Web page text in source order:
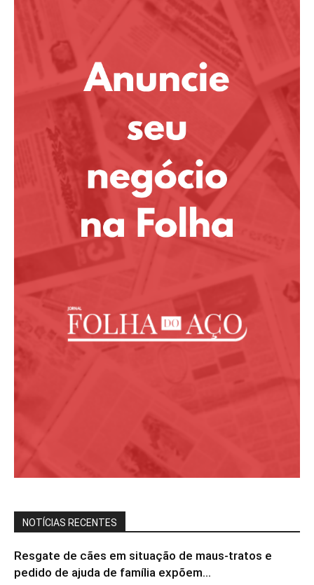
NOTÍCIAS RECENTES
Resgate de cães em situação de maus-tratos e
pedido de ajuda de família expõem...